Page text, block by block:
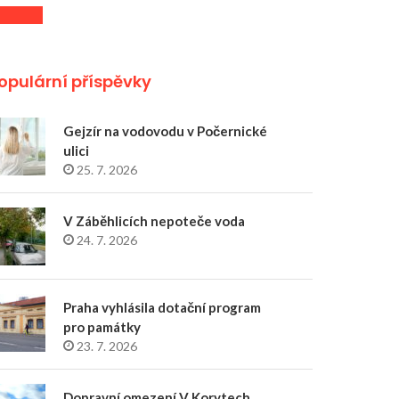
příspěvky
Gejzír na vodovodu v Počernické
ulici
25. 7. 2026
V Záběhlicích nepoteče voda
24. 7. 2026
Praha vyhlásila dotační program
pro památky
23. 7. 2026